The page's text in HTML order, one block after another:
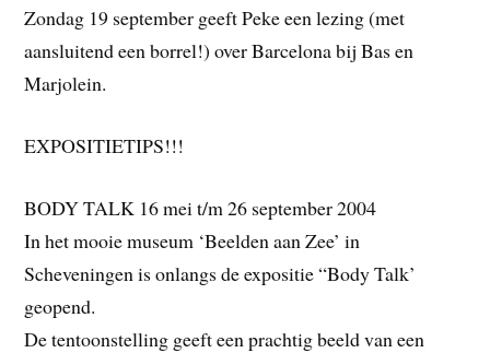
Zondag 19 september geeft Peke een lezing (met
aansluitend een borrel!) over Barcelona bij Bas en
Marjolein.
EXPOSITIETIPS!!!
BODY TALK 16 mei t/m 26 september 2004
In het mooie museum ‘Beelden aan Zee’ in
Scheveningen is onlangs de expositie “Body Talk’
geopend.
De tentoonstelling geeft een prachtig beeld van een